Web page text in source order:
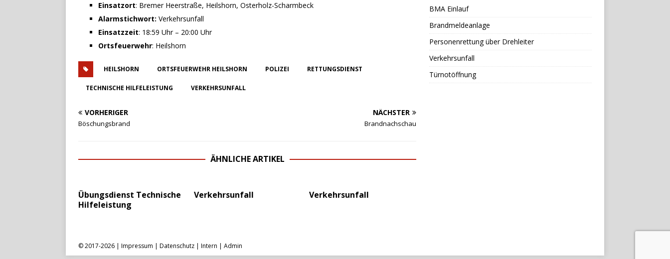
Einsatzort: Bremer Heerstraße, Heilshorn, Osterholz-Scharmbeck
Alarmstichwort: Verkehrsunfall
Einsatzzeit: 18:59 Uhr – 20:00 Uhr
Ortsfeuerwehr: Heilshorn
HEILSHORN ORTSFEUERWEHR HEILSHORN POLIZEI RETTUNGSDIENST
TECHNISCHE HILFELEISTUNG VERKEHRSUNFALL
VORHERIGER
Böschungsbrand
NÄCHSTER
Brandnachschau
ÄHNLICHE ARTIKEL
Übungsdienst Technische
Hilfeleistung
Verkehrsunfall Verkehrsunfall
BMA Einlauf
Brandmeldeanlage
Personenrettung über Drehleiter
Verkehrsunfall
Türnotöffnung
© 2017-2026 | Impressum | Datenschutz | Intern | Admin